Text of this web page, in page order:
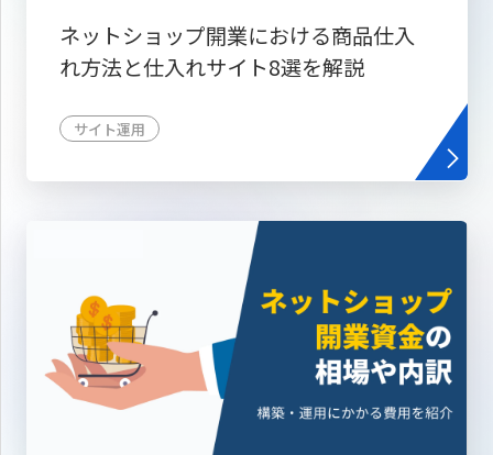
ネットショップ開業における商品仕入
れ方法と仕入れサイト8選を解説
サイト運用